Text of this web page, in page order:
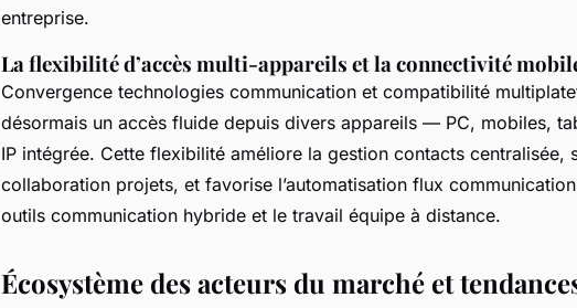
entreprise.
La flexibilité d’accès multi-appareils et la connectivité
Convergence technologies communication et compatibilité
désormais un accès fluide depuis divers appareils — PC, mobiles,
IP intégrée. Cette flexibilité améliore la gestion contacts centralisée,
collaboration projets, et favorise l’automatisation flux
outils communication hybride et le travail équipe à distance.
Écosystème des acteurs du marché et